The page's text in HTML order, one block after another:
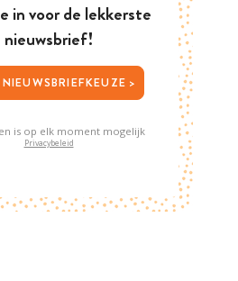
in voor de lekkerste
nieuwsbrief!
JOUW NIEUWSBRIEFKEUZE >
is op elk moment mogelijk
Privacybeleid